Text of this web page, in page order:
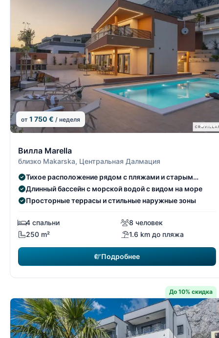
от 1 750 € / неделя
Вилла Marella
близко Makarska, Центральная Далмация
Тихое расположение рядом с пляжами и старым
городом
Длинный бассейн с морской водой с видом на море
Просторные террасы и стильные наружные зоны
4 спальни
8 человек
250 m²
1.6 km до пляжа
Подробнее
До 10% скидка